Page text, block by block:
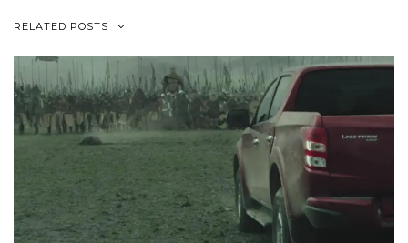
RELATED POSTS